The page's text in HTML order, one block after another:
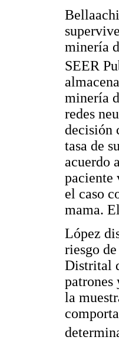
minería
SEER
minería
redes
decisión
tasa de
acuerdo
paciente
el caso
mama.
López
riesgo
Distrital
patrones
la